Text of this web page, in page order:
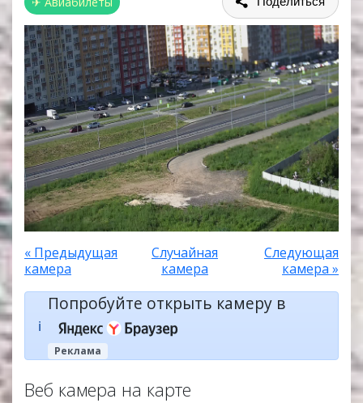
« Предыдущая
камера
Случайная
камера
Следующая
камера »
ℹ️
Попробуйте открыть камеру в
Реклама
Веб камера на карте